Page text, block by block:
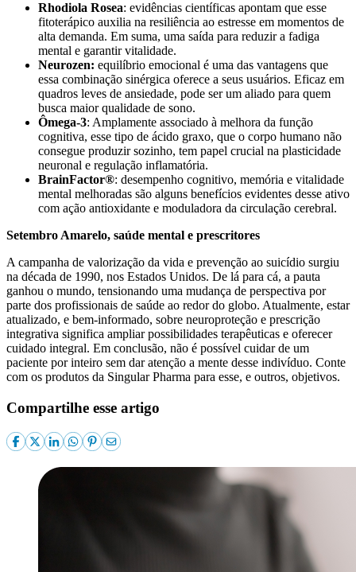
Rhodiola Rosea: evidências científicas apontam que esse
fitoterápico auxilia na resiliência ao estresse em momentos de
alta demanda. Em suma, uma saída para reduzir a fadiga
mental e garantir vitalidade.
Neurozen: equilíbrio emocional é uma das vantagens que
essa combinação sinérgica oferece a seus usuários. Eficaz em
quadros leves de ansiedade, pode ser um aliado para quem
busca maior qualidade de sono.
Ômega-3: Amplamente associado à melhora da função
cognitiva, esse tipo de ácido graxo, que o corpo humano não
consegue produzir sozinho, tem papel crucial na plasticidade
neuronal e regulação inflamatória.
BrainFactor®: desempenho cognitivo, memória e vitalidade
mental melhoradas são alguns benefícios evidentes desse ativo
com ação antioxidante e moduladora da circulação cerebral.
Setembro Amarelo, saúde mental e prescritores
A campanha de valorização da vida e prevenção ao suicídio surgiu
na década de 1990, nos Estados Unidos. De lá para cá, a pauta
ganhou o mundo, tensionando uma mudança de perspectiva por
parte dos profissionais de saúde ao redor do globo. Atualmente, estar
atualizado, e bem-informado, sobre neuroproteção e prescrição
integrativa significa ampliar possibilidades terapêuticas e oferecer
cuidado integral. Em conclusão, não é possível cuidar de um
paciente por inteiro sem dar atenção a mente desse indivíduo. Conte
com os produtos da Singular Pharma para esse, e outros, objetivos.
Compartilhe esse artigo